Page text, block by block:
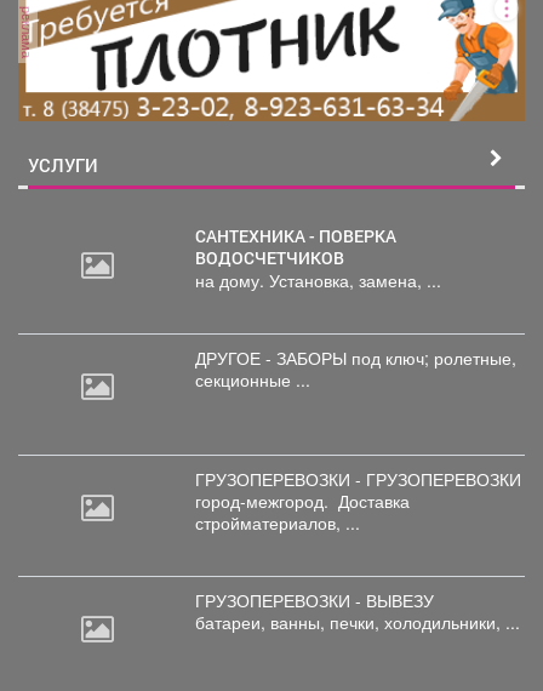
реклама
УСЛУГИ
САНТЕХНИКА - ПОВЕРКА
ВОДОСЧЕТЧИКОВ
на дому. Установка, замена, ...
ДРУГОЕ - ЗАБОРЫ под ключ; ролетные,
секционные ...
ГРУЗОПЕРЕВОЗКИ - ГРУЗОПЕРЕВОЗКИ
город-межгород. Доставка
стройматериалов, ...
ГРУЗОПЕРЕВОЗКИ - ВЫВЕЗУ
батареи, ванны, печки, холодильники, ...